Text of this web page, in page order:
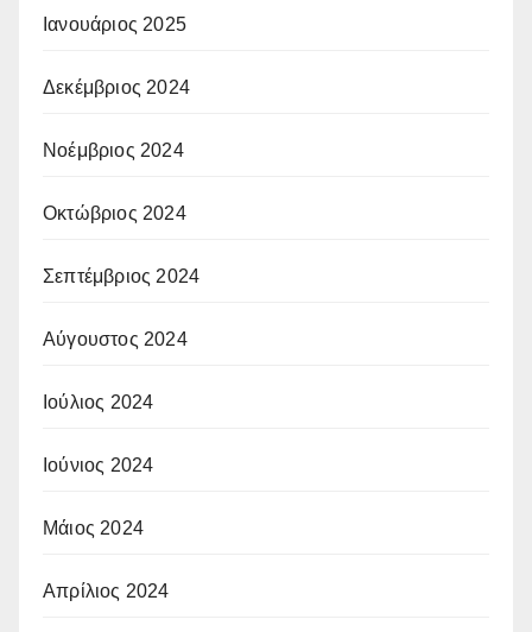
Ιανουάριος 2025
Δεκέμβριος 2024
Νοέμβριος 2024
Οκτώβριος 2024
Σεπτέμβριος 2024
Αύγουστος 2024
Ιούλιος 2024
Ιούνιος 2024
Μάιος 2024
Απρίλιος 2024